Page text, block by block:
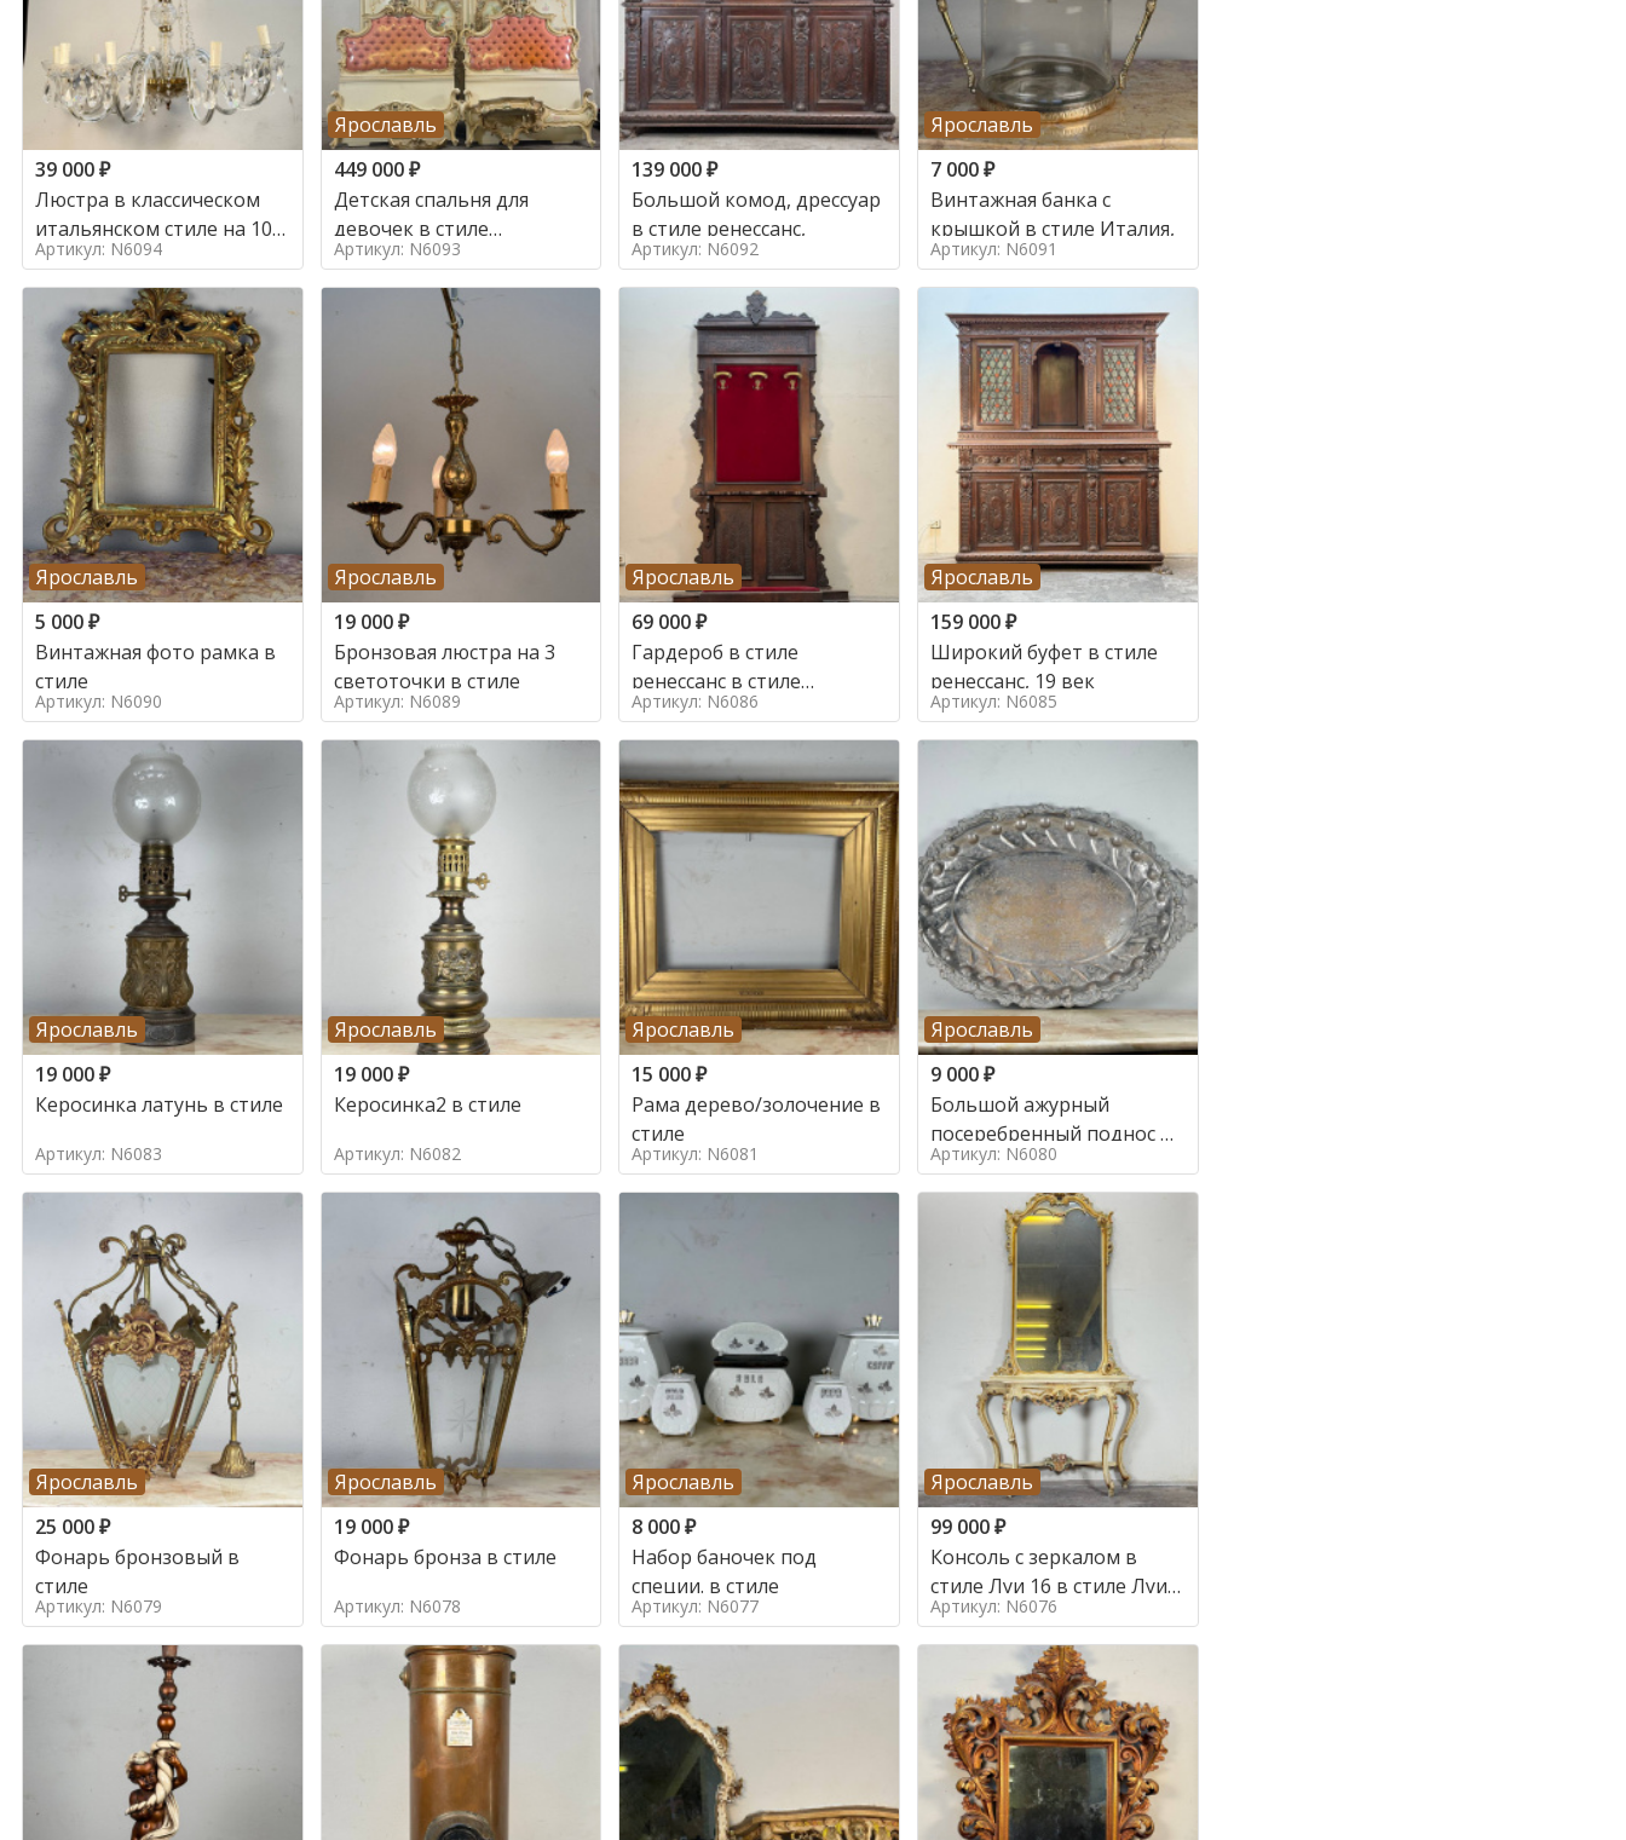
39 000₽
Люстра в классическом
итальянском стиле на 10
ламп. в стиле
Артикул: N6094
Ярославль
449 000₽
Детская спальня для
девочек в стиле
итальянского барокко в
стиле
Артикул: N6093
139 000₽
Большой комод, дрессуар
в стиле ренессанс,
Артикул: N6092
Ярославль
7 000₽
Винтажная банка с
крышкой в стиле Италия,
Артикул: N6091
Ярославль
5 000₽
Винтажная фото рамка в
стиле
Артикул: N6090
Ярославль
19 000₽
Бронзовая люстра на 3
светоточки в стиле
Артикул: N6089
Ярославль
69 000₽
Гардероб в стиле
ренессанс в стиле
ренессанс,
Артикул: N6086
Ярославль
159 000₽
Широкий буфет в стиле
ренессанс, 19 век
Артикул: N6085
Ярославль
19 000₽
Керосинка латунь в стиле
Артикул: N6083
Ярославль
19 000₽
Керосинка2 в стиле
Артикул: N6082
Ярославль
15 000₽
Рама дерево/золочение в
стиле
Артикул: N6081
Ярославль
9 000₽
Большой ажурный
посеребренный поднос в
стиле
Артикул: N6080
Ярославль
25 000₽
Фонарь бронзовый в
стиле
Артикул: N6079
Ярославль
19 000₽
Фонарь бронза в стиле
Артикул: N6078
Ярославль
8 000₽
Набор баночек под
специи. в стиле
Артикул: N6077
Ярославль
99 000₽
Консоль с зеркалом в
стиле Луи 16 в стиле Луи
16, Италия,
Артикул: N6076